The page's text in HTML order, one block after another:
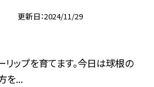
更新日 2024/11/29
リップを育てます。今日は球根の
を...